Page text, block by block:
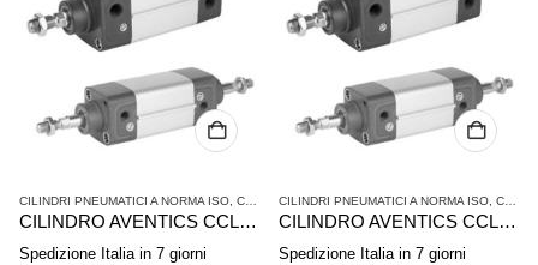
CILINDRI PNEUMATICI A NORMA ISO CILINDRI PNEUMATICI E AZIONAMENTI ,SERIE
CILINDRO AVENTICS CCL-IS R480671119
Spedizione Italia in 7 giorni
CILINDRI PNEUMATICI A NORMA ISO CILINDRI PNEUMATICI E AZIONAMENTI
CILINDRO AVENTICS CCL-IS R480671118
Spedizione Italia in 7 giorni